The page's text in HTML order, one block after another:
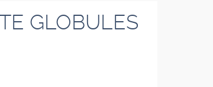
GLOBULES